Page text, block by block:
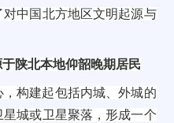
中国北方地区文明起源与
陕北本地仰韶晚期居民
构建起包括内城、外城的
城或卫星聚落，形成一个